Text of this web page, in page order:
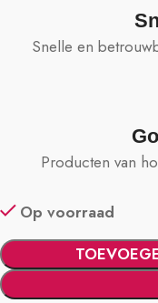
Snelle en
Producten van
Op voorraad